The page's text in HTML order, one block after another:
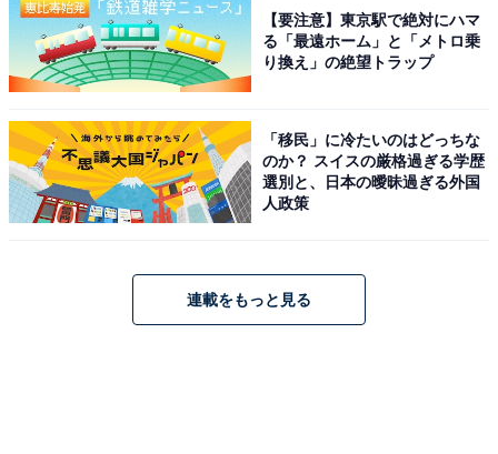
「おおがわら天然温泉 いい湯」公式Webサイトより
懐かしい木のぬくもりを感じる古民家風の建物が特徴の
供されるアルカリ性単純温泉は、肌がツルツルになる
「美肌の湯」として親しまれています。石造りの「石乃
湯」と木造りの「木乃湯」が男女週替わりで入れ替わ
り、露天風呂やサウナも完備されています。お風呂上が
できるのも大きな魅力です。
【要注意】東京駅で絶対にハマ
る「最遠ホーム」と「メトロ乗
り換え」の絶望トラップ
「移民」に冷たいのはどっちな
のか？ スイスの厳格過ぎる学歴
選別と、日本の曖昧過ぎる外国
人政策
連載をもっと見る